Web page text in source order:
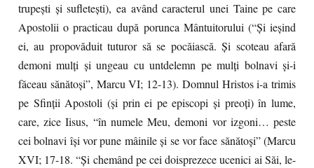
trupeşti şi sufleteşti), ea având caracterul unei Taine pe care
Apostolii o practicau după porunca Mântuitorului (“Şi ieşind
ei, au propovăduit tuturor să se pocăiască. Şi scoteau afară
demoni mulţi şi ungeau cu untdelemn pe mulţi bolnavi şi-i
făceau sănătoşi”, Marcu VI; 12-13). Domnul Hristos i-a trimis
pe Sfinţii Apostoli (şi prin ei pe episcopi şi preoţi) în lume,
care, zice Iisus, “în numele Meu, demoni vor izgoni… peste
cei bolnavi îşi vor pune mâinile şi se vor face sănătoşi” (Marcu
XVI; 17-18. “Şi chemând pe cei doisprezece ucenici ai Săi, le-